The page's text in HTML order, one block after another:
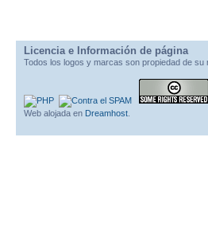
Licencia e Información de página
Todos los logos y marcas son propiedad de
Web alojada en Dreamhost